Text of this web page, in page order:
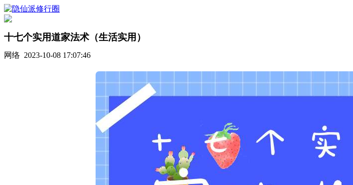
十七个实用道家法术（生活实用）
网络 2023-10-08 17:07:46